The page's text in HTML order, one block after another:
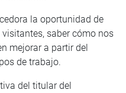
la oportunidad de
saber cómo nos
mejorar a partir del
de trabajo.
del titular del